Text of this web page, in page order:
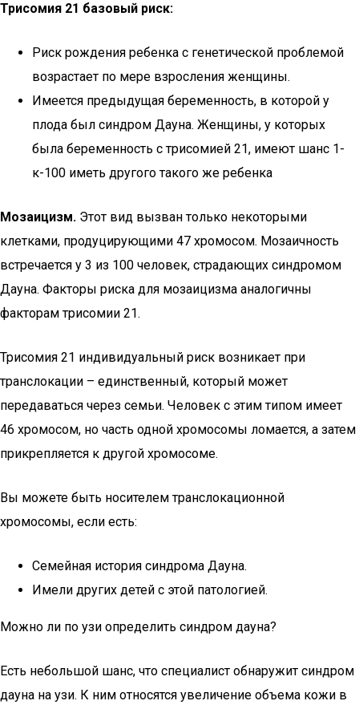
Трисомия 21 базовый риск:
Риск рождения ребенка с генетической проблемой
возрастает по мере взросления женщины.
Имеется предыдущая беременность, в которой у
плода был синдром Дауна. Женщины, у которых
была беременность с трисомией 21, имеют шанс 1-
к-100 иметь другого такого же ребенка
Мозаицизм. Этот вид вызван только некоторыми
клетками, продуцирующими 47 хромосом. Мозаичность
встречается у 3 из 100 человек, страдающих синдромом
Дауна. Факторы риска для мозаицизма аналогичны
факторам трисомии 21.
Трисомия 21 индивидуальный риск возникает при
транслокации – единственный, который может
передаваться через семьи. Человек с этим типом имеет
46 хромосом, но часть одной хромосомы ломается, а затем
прикрепляется к другой хромосоме.
Вы можете быть носителем транслокационной
хромосомы, если есть:
Семейная история синдрома Дауна.
Имели других детей с этой патологией.
Можно ли по узи определить синдром дауна?
Есть небольшой шанс, что специалист обнаружит синдром
дауна на узи. К ним относятся увеличение объема кожи в